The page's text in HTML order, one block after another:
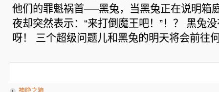
他们的罪魁祸首──黑兔，当黑兔正在说明箱
夜却突然表示：“来打倒魔王吧！”！？ 黑兔
呀！ 三个超级问题儿和黑兔的明天将会前往
神隐之狼